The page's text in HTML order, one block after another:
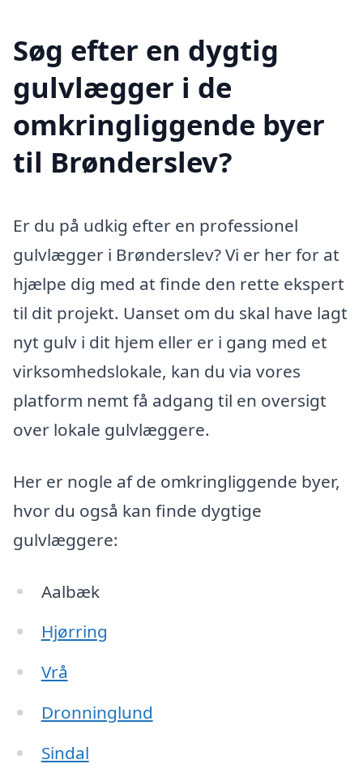
Søg efter en dygtig
gulvlægger i de
omkringliggende byer
til Brønderslev?
Er du på udkig efter en professionel
gulvlægger i Brønderslev? Vi er her for at
hjælpe dig med at finde den rette ekspert
til dit projekt. Uanset om du skal have lagt
nyt gulv i dit hjem eller er i gang med et
virksomhedslokale, kan du via vores
platform nemt få adgang til en oversigt
over lokale gulvlæggere.
Her er nogle af de omkringliggende byer,
hvor du også kan finde dygtige
gulvlæggere:
Aalbæk
Hjørring
Vrå
Dronninglund
Sindal